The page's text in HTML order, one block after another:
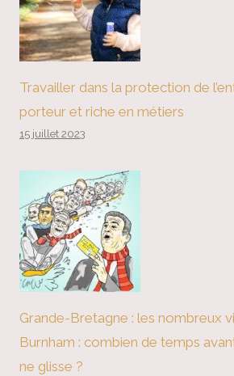
Travailler dans la protection de
porteur et riche en métiers
15 juillet 2023
Grande-Bretagne : les nombreux
Burnham : combien de temps
ne glisse ?